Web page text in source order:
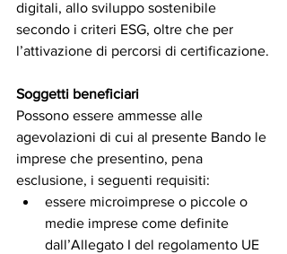
digitali, allo sviluppo sostenibile
secondo i criteri ESG, oltre che per
l’attivazione di percorsi di certificazione.
Soggetti beneficiari
Possono essere ammesse alle
agevolazioni di cui al presente Bando le
imprese che presentino, pena
esclusione, i seguenti requisiti:
essere microimprese o piccole o
medie imprese come definite
dall’Allegato I del regolamento UE